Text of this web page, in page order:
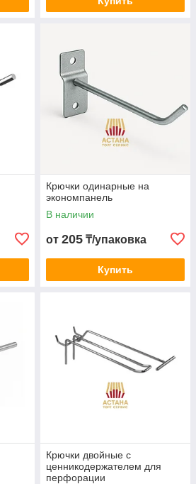
Крючки одинарные на
экономпанель
В наличии
от 205 ₸/упаковка
Купить
Крючки двойные с
ценникодержателем для
перфорации